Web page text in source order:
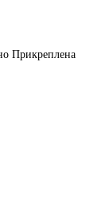
Прикреплена